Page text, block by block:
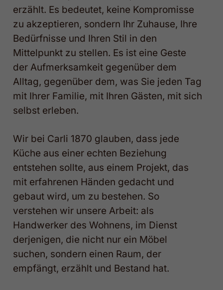
erzählt. Es bedeutet, keine Kompromisse
zu akzeptieren, sondern Ihr Zuhause, Ihre
Bedürfnisse und Ihren Stil in den
Mittelpunkt zu stellen. Es ist eine Geste
der Aufmerksamkeit gegenüber dem
Alltag, gegenüber dem, was Sie jeden Tag
mit Ihrer Familie, mit Ihren Gästen, mit sich
selbst erleben.
Wir bei Carli 1870 glauben, dass jede
Küche aus einer echten Beziehung
entstehen sollte, aus einem Projekt, das
mit erfahrenen Händen gedacht und
gebaut wird, um zu bestehen. So
verstehen wir unsere Arbeit: als
Handwerker des Wohnens, im Dienst
derjenigen, die nicht nur ein Möbel
suchen, sondern einen Raum, der
empfängt, erzählt und Bestand hat.